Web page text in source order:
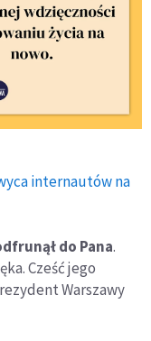
internautów na
do Pana.
Cześć jego
Warszawy